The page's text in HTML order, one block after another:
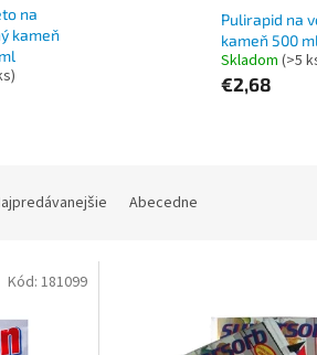
na
kameň
Pulirapid na
kameň 500
Skladom (>5
€2,68
Abecedne
Kód: 181099